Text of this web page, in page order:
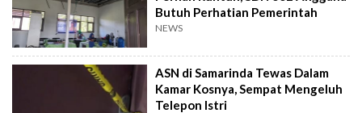
Butuh Perhatian Pemerintah
NEWS
ASN di Samarinda Tewas Dalam
Kamar Kosnya, Sempat Mengeluh
Telepon Istri